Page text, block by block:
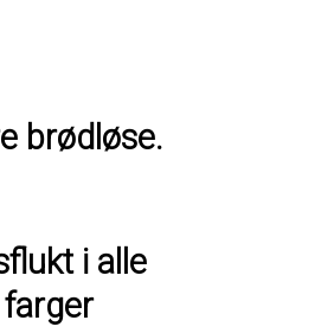
brødløse.
i alle